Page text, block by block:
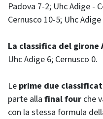
Padova 7-2; Uhc Adige -
Cernusco 10-5; Uhc
La classifica del girone
Uhc Adige 6; Cernusco 0.
Le prime due
parte alla final four che
con la stessa formula